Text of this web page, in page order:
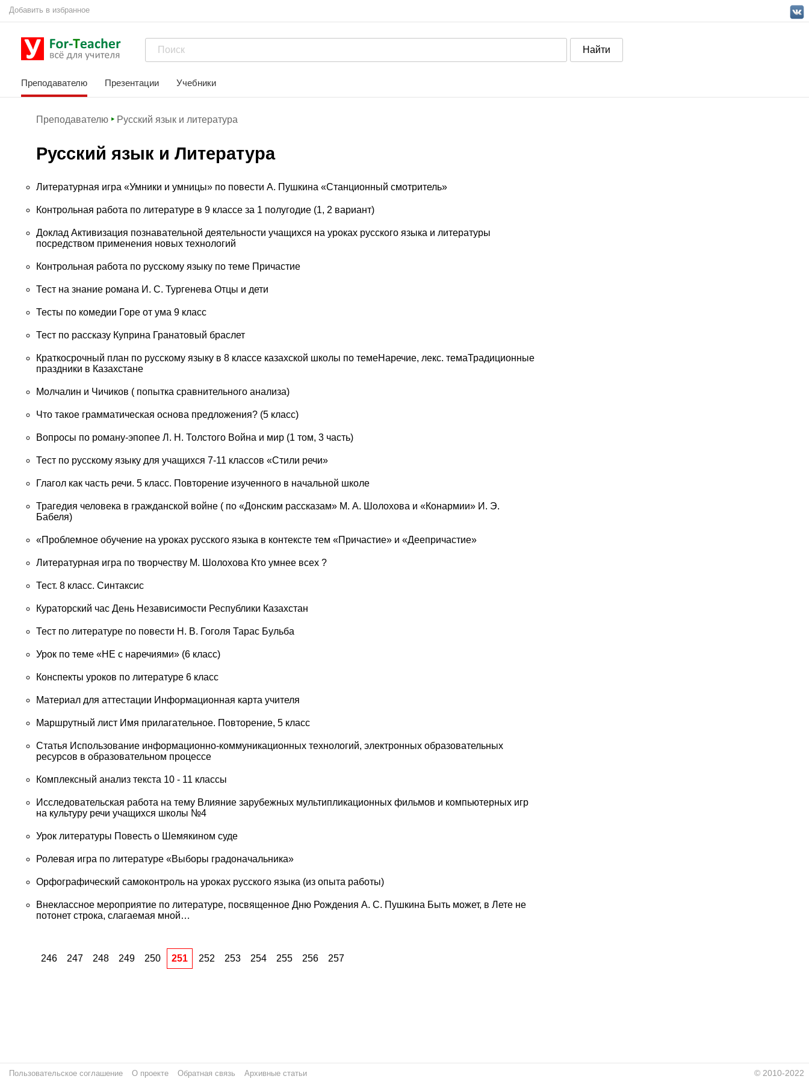
Добавить в избранное
Преподавателю Презентации Учебники
Преподавателю Русский язык и литература
Русский язык и Литература
Литературная игра «Умники и умницы» по повести А. Пушкина «Станционный смотритель»
Контрольная работа по литературе в 9 классе за 1 полугодие (1, 2 вариант)
Доклад Активизация познавательной деятельности учащихся на уроках русского языка и литературы
посредством применения новых технологий
Контрольная работа по русскому языку по теме Причастие
Тест на знание романа И. С. Тургенева Отцы и дети
Тесты по комедии Горе от ума 9 класс
Тест по рассказу Куприна Гранатовый браслет
Краткосрочный план по русскому языку в 8 классе казахской школы по темеНаречие, лекс. темаТрадиционные
праздники в Казахстане
Молчалин и Чичиков ( попытка сравнительного анализа)
Что такое грамматическая основа предложения? (5 класс)
Вопросы по роману-эпопее Л. Н. Толстого Война и мир (1 том, 3 часть)
Тест по русскому языку для учащихся 7-11 классов «Стили речи»
Глагол как часть речи. 5 класс. Повторение изученного в начальной школе
Трагедия человека в гражданской войне ( по «Донским рассказам» М. А. Шолохова и «Конармии» И. Э.
Бабеля)
«Проблемное обучение на уроках русского языка в контексте тем «Причастие» и «Деепричастие»
Литературная игра по творчеству М. Шолохова Кто умнее всех ?
Тест. 8 класс. Синтаксис
Кураторский час День Независимости Республики Казахстан
Тест по литературе по повести Н. В. Гоголя Тарас Бульба
Урок по теме «НЕ с наречиями» (6 класс)
Конспекты уроков по литературе 6 класс
Материал для аттестации Информационная карта учителя
Маршрутный лист Имя прилагательное. Повторение, 5 класс
Статья Использование информационно-коммуникационных технологий, электронных образовательных
ресурсов в образовательном процессе
Комплексный анализ текста 10 - 11 классы
Исследовательская работа на тему Влияние зарубежных мультипликационных фильмов и компьютерных игр
на культуру речи учащихся школы №4
Урок литературы Повесть о Шемякином суде
Ролевая игра по литературе «Выборы градоначальника»
Орфографический самоконтроль на уроках русского языка (из опыта работы)
Внеклассное мероприятие по литературе, посвященное Дню Рождения А. С. Пушкина Быть может, в Лете не
потонет строка, слагаемая мной…
246 247 248 249 250 251 252 253 254 255 256 257
Пользовательское соглашение О проекте Обратная связь Архивные статьи © 2010-2022